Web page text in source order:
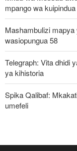
mpango wa
Mashambulizi
wasiopungua 58
Telegraph: Vita dhidi
ya kihistoria
Spika Qalibaf:
umefeli